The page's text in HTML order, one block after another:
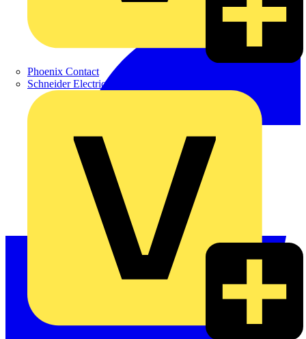
Phoenix Contact
Schneider Electric